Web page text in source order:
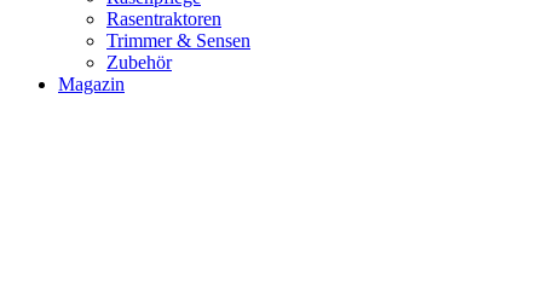
Rasentraktoren
Trimmer & Sensen
Zubehör
Magazin